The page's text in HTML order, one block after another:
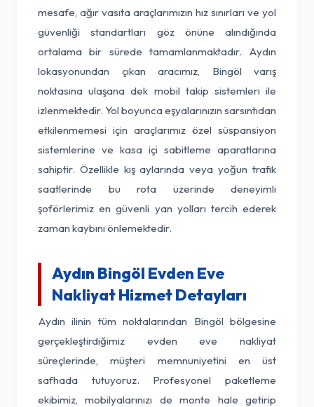
mesafe, ağır vasıta araçlarımızın hız sınırları ve yol
güvenliği standartları göz önüne alındığında
ortalama bir sürede tamamlanmaktadır. Aydın
lokasyonundan çıkan aracımız, Bingöl varış
noktasına ulaşana dek mobil takip sistemleri ile
izlenmektedir. Yol boyunca eşyalarınızın sarsıntıdan
etkilenmemesi için araçlarımız özel süspansiyon
sistemlerine ve kasa içi sabitleme aparatlarına
sahiptir. Özellikle kış aylarında veya yoğun trafik
saatlerinde bu rota üzerinde deneyimli
şoförlerimiz en güvenli yan yolları tercih ederek
zaman kaybını önlemektedir.
Aydın Bingöl Evden Eve
Nakliyat Hizmet Detayları
Aydın ilinin tüm noktalarından Bingöl bölgesine
gerçekleştirdiğimiz evden eve nakliyat
süreçlerinde, müşteri memnuniyetini en üst
safhada tutuyoruz. Profesyonel paketleme
ekibimiz, mobilyalarınızı de monte hale getirip